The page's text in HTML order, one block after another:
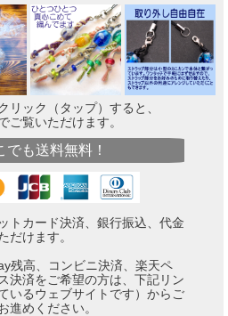
リック（タップ）すると、
ご覧いただけます。
でも送料無料！
トカード決済、銀行振込、代金
だけます。
残高、コンビニ決済、楽天ペ
決済をご希望の方は、下記リン
いるウェブサイトです）からご
進めください。